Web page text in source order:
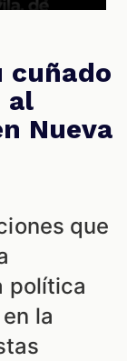
cuñado
al
Nueva
que
política
la